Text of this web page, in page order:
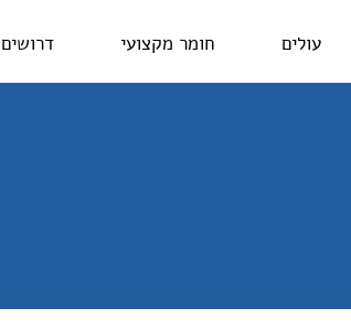
עולים חומר מקצועי דרושים